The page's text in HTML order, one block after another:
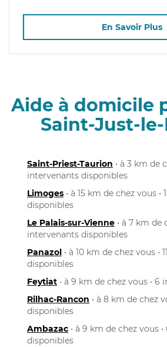
En Savoir Plus
Aide à domicile
Saint-Just-
Saint-Priest-Taurion • à 3 km de
intervenants disponibles
Limoges • à 15 km de chez vous •
disponibles
Le Palais-sur-Vienne • à 7 km de
intervenants disponibles
Panazol • à 10 km de chez vous •
disponibles
Feytiat • à 9 km de chez vous •
Rilhac-Rancon • à 8 km de chez
disponibles
Ambazac • à 9 km de chez vous
disponibles